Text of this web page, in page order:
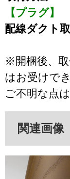
【プラグ】
配線ダクト
※開梱後、
はお受けで
ご不明な点
関連画像